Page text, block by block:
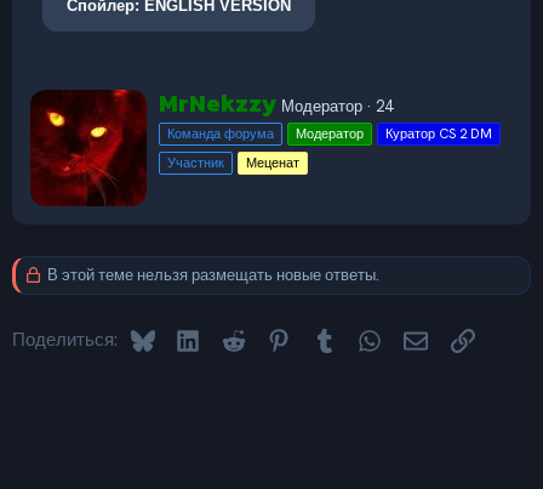
Спойлер: ENGLISH VERSION
А
в
т
о
MrNekzzy Модератор · 24
Команда форума Модератор
Куратор CS 2 DM
Участник
Меценат
В этой теме нельзя размещать новые ответы.
Поделиться: Bluesky LinkedInReddit PinterestTumblr WhatsApp
Электронная
Ссылка